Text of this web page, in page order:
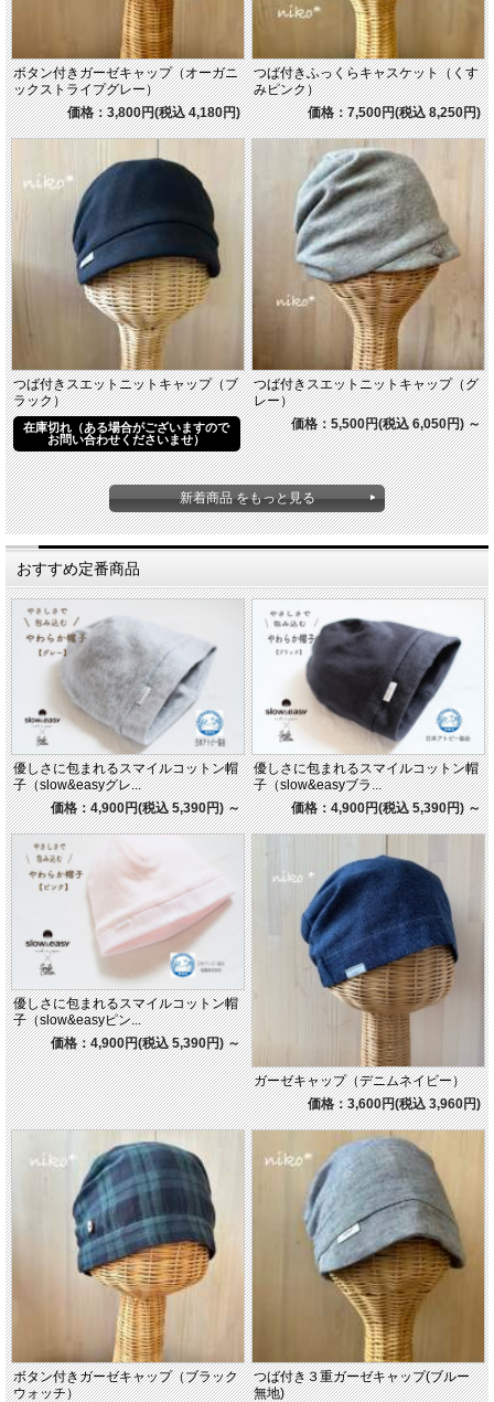
ボタン付きガーゼキャップ（オーガニ
ックストライプグレー）
価格：3,800円(税込 4,180円)
つば付きふっくらキャスケット（くす
みピンク）
価格：7,500円(税込 8,250円)
つば付きスエットニットキャップ（ブ
ラック）
在庫切れ（ある場合がございますので
お問い合わせくださいませ）
つば付きスエットニットキャップ（グ
レー）
価格：5,500円(税込 6,050円)～
新着商品 をもっと見る
おすすめ定番商品
優しさに包まれるスマイルコットン帽
子（slow&easyグレ...
価格：4,900円(税込 5,390円)～
優しさに包まれるスマイルコットン帽
子（slow&easyブラ...
価格：4,900円(税込 5,390円)～
優しさに包まれるスマイルコットン帽
子（slow&easyピン...
価格：4,900円(税込 5,390円)～
ガーゼキャップ（デニムネイビー）
価格：3,600円(税込 3,960円)
ボタン付きガーゼキャップ（ブラック
ウォッチ）
つば付き３重ガーゼキャップ(ブルー
無地)